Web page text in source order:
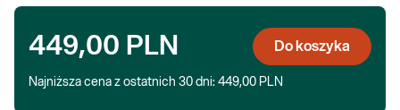
449,00 PLN Do koszyka
Najniższa cena z ostatnich 30 dni: 449,00 PLN